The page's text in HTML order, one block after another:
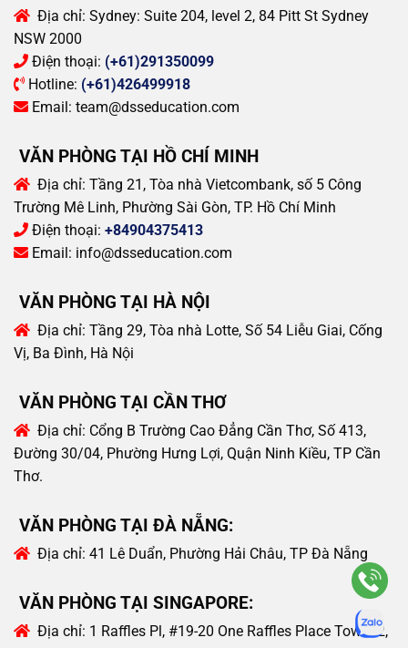
Địa chỉ: Sydney: Suite 204, level 2, 84 Pitt St Sydney
NSW 2000
Điện thoại: (+61)291350099
Hotline: (+61)426499918
Email: team@dsseducation.com
VĂN PHÒNG TẠI HỒ CHÍ MINH
Địa chỉ: Tầng 21, Tòa nhà Vietcombank, số 5 Công
Trường Mê Linh, Phường Sài Gòn, TP. Hồ Chí Minh
Điện thoại: +84904375413
Email: info@dsseducation.com
VĂN PHÒNG TẠI HÀ NỘI
Địa chỉ: Tầng 29, Tòa nhà Lotte, Số 54 Liễu Giai, Cống
Vị, Ba Đình, Hà Nội
VĂN PHÒNG TẠI CẦN THƠ
Địa chỉ: Cổng B Trường Cao Đẳng Cần Thơ, Số 413,
Đường 30/04, Phường Hưng Lợi, Quận Ninh Kiều, TP Cần
Thơ.
VĂN PHÒNG TẠI ĐÀ NẴNG:
Địa chỉ: 41 Lê Duẩn, Phường Hải Châu, TP Đà Nẵng
VĂN PHÒNG TẠI SINGAPORE:
Địa chỉ: 1 Raffles Pl, #19-20 One Raffles Place Tower 2,